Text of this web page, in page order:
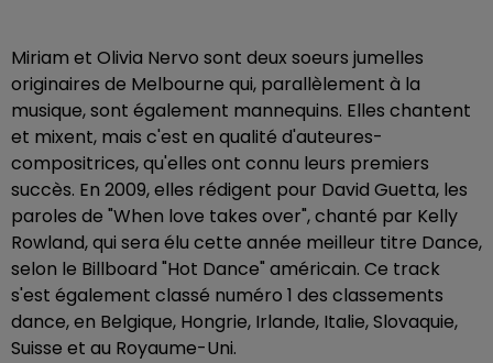
Miriam et Olivia Nervo sont deux soeurs jumelles
originaires de Melbourne qui, parallèlement à la
musique, sont également mannequins. Elles chantent
et mixent, mais c'est en qualité d'auteures-
compositrices, qu'elles ont connu leurs premiers
succès. En 2009, elles rédigent pour David Guetta, les
paroles de "When love takes over", chanté par Kelly
Rowland, qui sera élu cette année meilleur titre Dance,
selon le Billboard "Hot Dance" américain. Ce track
s'est également classé numéro 1 des classements
dance, en Belgique, Hongrie, Irlande, Italie, Slovaquie,
Suisse et au Royaume-Uni.